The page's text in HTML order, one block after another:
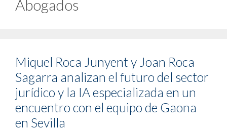
Abogados
Miquel Roca Junyent y Joan Roca
Sagarra analizan el futuro del sector
jurídico y la IA especializada en un
encuentro con el equipo de Gaona
en Sevilla